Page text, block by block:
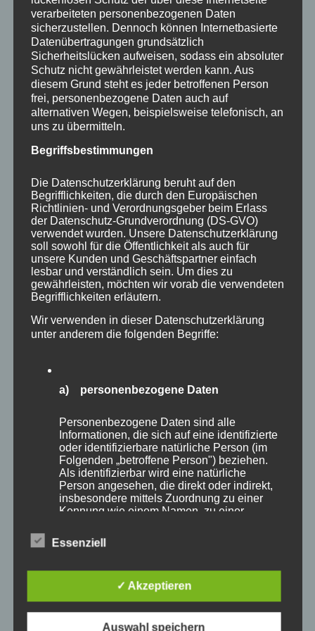
speichern.
* Hiermit akzeptiere ich die Blog Kommentar
Datenschutzbedingungen.
Alternative:
Weitere
interessante
Beiträge
Teachertraining 200h Yoga
Grundausbildung
14. Januar 2024
verarbeiteten personenbezogenen Daten
sicherzustellen. Dennoch können Internetbasierte
Datenübertragungen grundsätzlich
Sicherheitslücken aufweisen, sodass ein absoluter
Schutz nicht gewährleistet werden kann. Aus
diesem Grund steht es jeder betroffenen Person
frei, personenbezogene Daten auch auf
alternativen Wegen, beispielsweise telefonisch, an
uns zu übermitteln.
Begriffsbestimmungen
Die Datenschutzerklärung beruht auf den
Begrifflichkeiten, die durch den Europäischen
Richtlinien- und Verordnungsgeber beim Erlass
der Datenschutz-Grundverordnung (DS-GVO)
verwendet wurden. Unsere Datenschutzerklärung
soll sowohl für die Öffentlichkeit als auch für
unsere Kunden und Geschäftspartner einfach
lesbar und verständlich sein. Um dies zu
gewährleisten, möchten wir vorab die verwendeten
Begrifflichkeiten erläutern.
Wir verwenden in dieser Datenschutzerklärung
unter anderem die folgenden Begriffe:
a) personenbezogene Daten
Personenbezogene Daten sind alle
Informationen, die sich auf eine identifizierte
oder identifizierbare natürliche Person (im
Folgenden „betroffene Person") beziehen.
Als identifizierbar wird eine natürliche
Person angesehen, die direkt oder indirekt,
insbesondere mittels Zuordnung zu einer
Kennung wie einem Namen, zu einer
Online-Kennung oder zu einem oder
mehreren besonderen Merkmalen, die
genetischen, psychischen, wirtschaftlichen,
kulturellen oder sozialen Identität dieser
natürlichen Person sind, identifiziert werden
kann.
Essenziell
✓ Akzeptieren
Auswahl speichern